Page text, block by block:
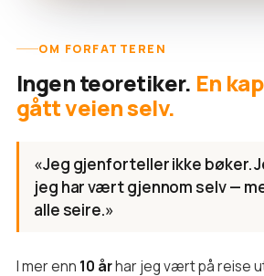
OM FORFATTEREN
Ingen teoretiker. En
gått veien selv.
«Jeg gjenforteller ikke bøker.
jeg har vært gjennom selv —
alle seire.»
I mer enn 10 århar jeg vært på reise